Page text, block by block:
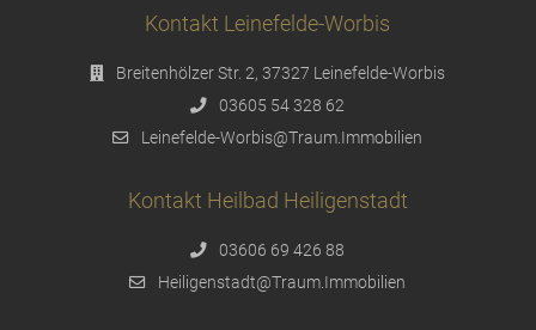
Kontakt Leinefelde-Worbis
Breitenhölzer Str. 2, 37327 Leinefelde-Worbis
03605 54 328 62
Leinefelde-Worbis@Traum.Immobilien
Kontakt Heilbad Heiligenstadt
03606 69 426 88
Heiligenstadt@Traum.Immobilien